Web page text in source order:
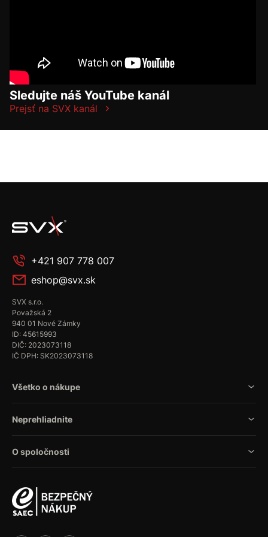
Sledujte náš YouTube kanál
Prejsť na SVX kanál
+421 907 778 007
eshop@svx.sk
SVX s.r.o.
Považská 2
940 01 Nové Zámky
ID: 45615993
DIČ: 2023073118
IČ DPH: SK2023073118
Všetko o nákupe
Neprehliadnite
O spoločnosti